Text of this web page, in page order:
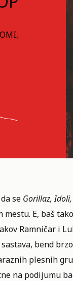
se Gorillaz,
mestu. E, baš
Ramničar i
bend
plesnih
na podijumu